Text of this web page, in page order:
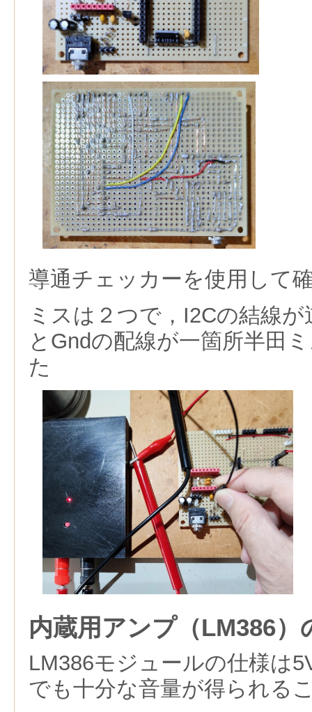
導通チェッカーを使用して
ミスは２つで，I2Cの結線
とGndの配線が一箇所半田
た
内蔵用アンプ（LM386）
LM386モジュールの仕様は
でも十分な音量が得られる